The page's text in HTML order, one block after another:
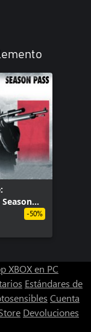
-50%
XBOX en PC
Estándares de
Cuenta
Devoluciones